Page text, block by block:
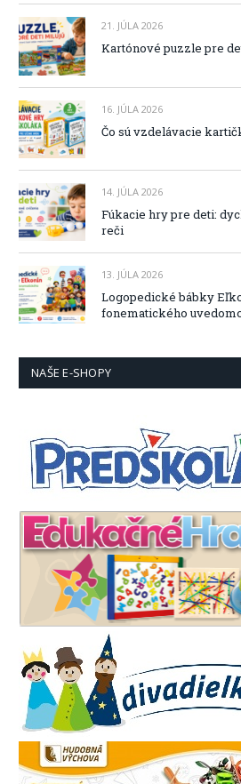
21. JÚLA 2026
Kartónové puzzle pre
16. JÚLA 2026
Čo sú vzdelávacie
14. JÚLA 2026
Fúkacie hry pre deti:
reči
13. JÚLA 2026
Logopedické bábky
fonematického
NAŠE E-SHOPY